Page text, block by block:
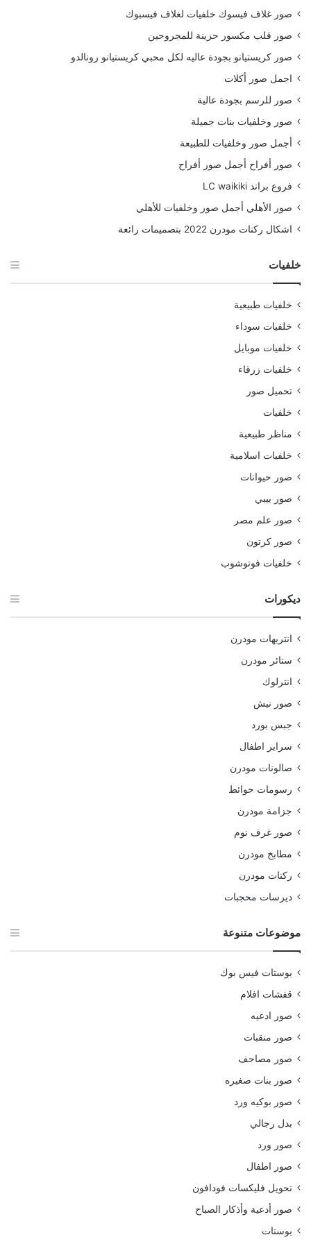
صور غلاف فيسوك خلفيات لغلاف فيسبوك
صور قلب مكسور حزينة للمجروحين
صور كريستيانو بجودة عاليه لكل محبي كريستيانو رونالدو
اجمل صور أكلات
صور للرسم بجودة عالية
صور وخلفيات بنات جميلة
أجمل صور وخلفيات للطبيعة
صور أفراح أجمل صور أفراح
فروع براند LC waikiki
صور الأهلي أجمل صور وخلفيات للأهلي
اشكال ركنات مودرن 2022 بتصميمات رائعة
خلفيات
خلفيات طبيعية
خلفيات سوداء
خلفيات موبايل
خلفيات زرقاء
تحميل صور
خلفيات
مناظر طبيعية
خلفيات اسلامية
صور حيوانات
صور بيبي
صور علم مصر
صور كرتون
خلفيات فوتوشوب
ديكورات
انتريهات مودرن
ستائر مودرن
انترلوك
صور نيش
جبس بورد
سراير اطفال
صالونات مودرن
رسومات حوائط
جزامة مودرن
صور غرف نوم
مطابخ مودرن
ركنات مودرن
ديرسات محجبات
موضوعات متنوعة
بوستات فيس بوك
قفشات افلام
صور ادعيه
صور منقبات
صور مصاحف
صور بنات صغيره
صور بوكيه ورد
بدل رجالي
صور ورد
صور اطفال
تحويل فليكسات فودافون
صور أدعية وأذكار الصباح
بوستات